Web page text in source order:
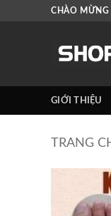
CHÀO
GIỚI THIỆU
TRANG